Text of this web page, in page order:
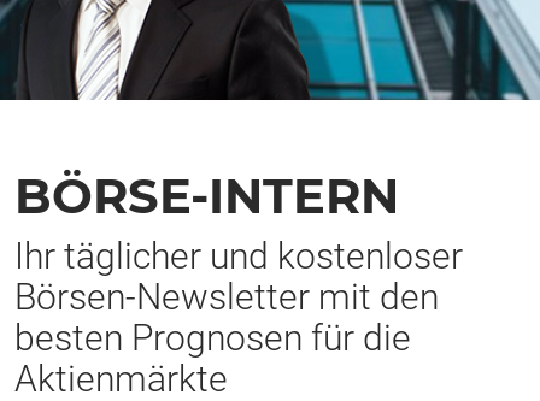
BÖRSE-INTERN
Ihr täglicher und kostenloser
Börsen-Newsletter mit den
besten Prognosen für die
Aktienmärkte